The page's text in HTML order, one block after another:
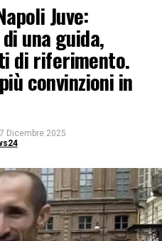
Juve:
una guida,
di riferimento.
convinzioni in
7 Dicembre 2025